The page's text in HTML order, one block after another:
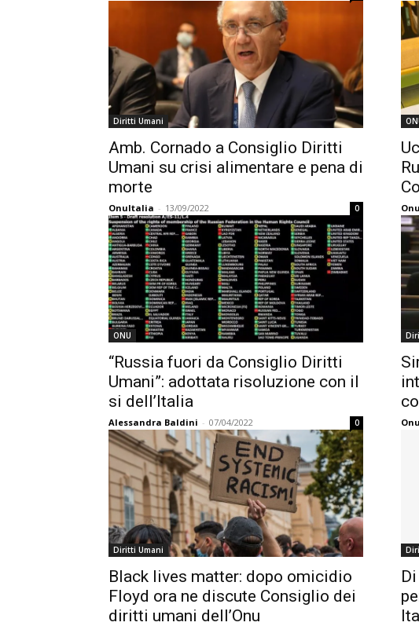
Diritti Umani
Amb. Cornado a Consiglio Diritti
Umani su crisi alimentare e pena di
morte
OnuItalia - 13/09/2022 0
ONU
“Russia fuori da Consiglio Diritti
Umani”: adottata risoluzione con il
si dell’Italia
Alessandra Baldini - 07/04/2022 0
Diritti Umani
Black lives matter: dopo omicidio
Floyd ora ne discute Consiglio dei
diritti umani dell’Onu